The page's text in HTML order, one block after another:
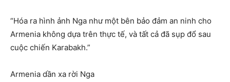
“Hóa ra hình ảnh Nga như một bên bảo đảm an ninh cho
Armenia không dựa trên thực tế, và tất cả đã sụp đổ sau
cuộc chiến Karabakh.”
Armenia dần xa rời Nga